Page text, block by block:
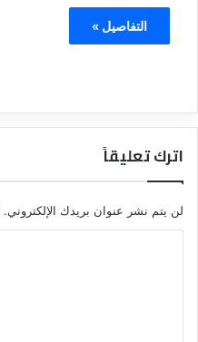
التفاصيل »
اترك تعليقاً
لن يتم نشر عنوان بريدك الإلكتروني.